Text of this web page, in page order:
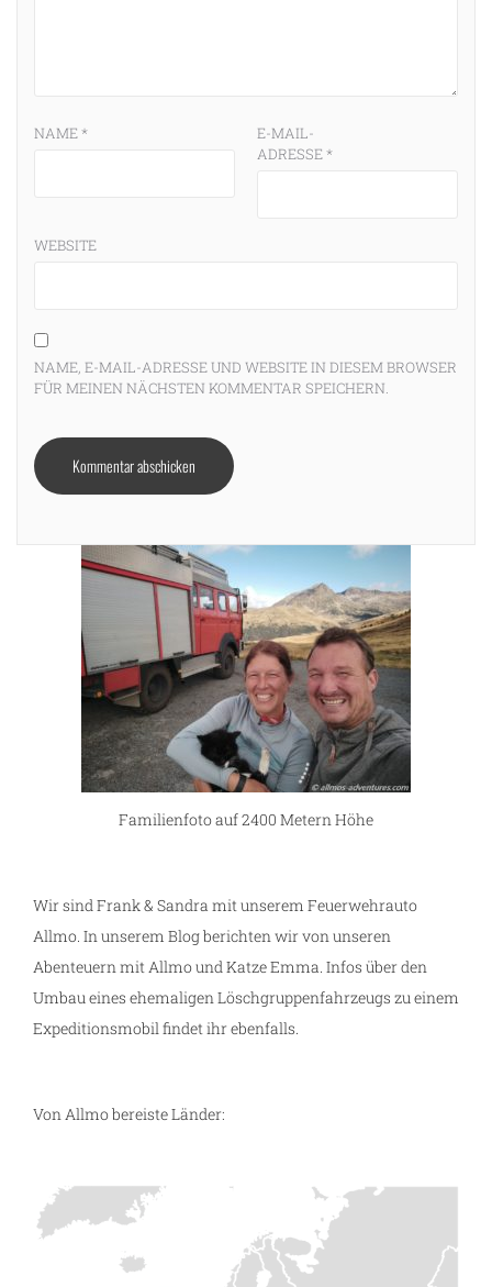
NAME*
E-MAIL-
ADRESSE*
WEBSITE
NAME, E-MAIL-ADRESSE UND WEBSITE IN DIESEM BROWSER
FÜR MEINEN NÄCHSTEN KOMMENTAR SPEICHERN.
Familienfoto auf 2400 Metern Höhe
Wir sind Frank & Sandra mit unserem Feuerwehrauto
Allmo. In unserem Blog berichten wir von unseren
Abenteuern mit Allmo und Katze Emma. Infos über den
Umbau eines ehemaligen Löschgruppenfahrzeugs zu einem
Expeditionsmobil findet ihr ebenfalls.
Von Allmo bereiste Länder: